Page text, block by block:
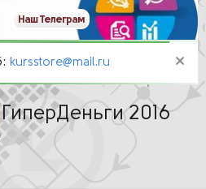
Наш Телеграм
kursstore@mail.ru
2016